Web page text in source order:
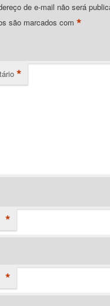
de e-mail não será
são marcados com*
*
*
*